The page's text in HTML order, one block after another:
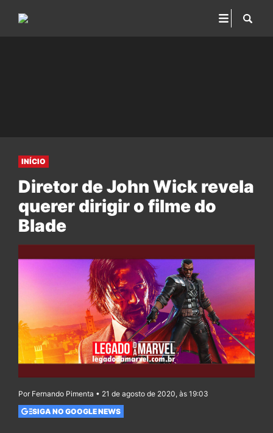
INÍCIO
Diretor de John Wick revela
querer dirigir o filme do
Blade
Por Fernando Pimenta • 21 de agosto de 2020, às 19:03
SIGA NO GOOGLE NEWS